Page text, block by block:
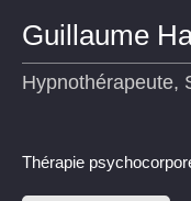
Guillaume
Hypnothérapeute,
Thérapie